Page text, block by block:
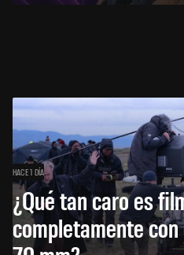
HACE 1 DÍA
¿Qué tan caro es
completamente